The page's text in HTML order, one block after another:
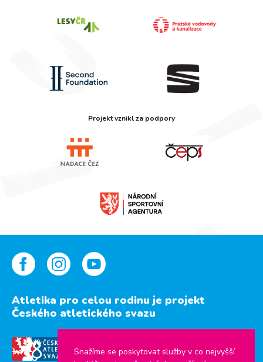
Projekt vznikl za podpory
Atletika pro celou rodinu je projekt
Českého atletického svazu
Snažíme se poskytovat služby v co nejvyšší